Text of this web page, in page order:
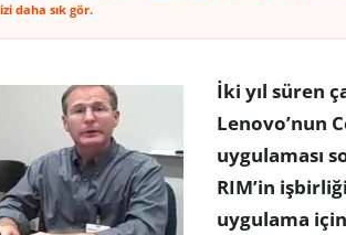
daha sık gör.
İki yıl süren
Lenovo’nun
uygulaması
RIM’in
uygulama için